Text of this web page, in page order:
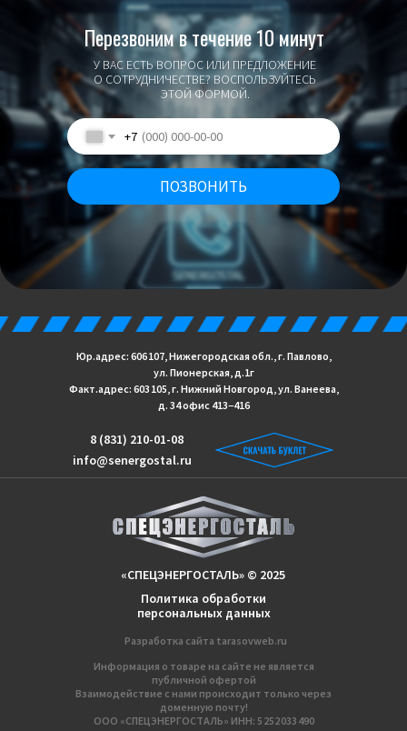
У ВАС ЕСТЬ ВОПРОС ИЛИ ПРЕДЛОЖЕНИЕ
О СОТРУДНИЧЕСТВЕ? ВОСПОЛЬЗУЙТЕСЬ
ЭТОЙ ФОРМОЙ.
Перезвоним в течение 10 минут
+7
ПОЗВОНИТЬ
Информация о товаре на сайте не является
публичной офертой
Взаимодействие с нами происходит только через
доменную почту!
ООО «СПЕЦЭНЕРГОСТАЛЬ» ИНН: 5 252 033 490
Разработка сайтa tarasovweb.ru
Политика обработки
персональных данных
«СПЕЦЭНЕРГОСТАЛЬ» © 2025
info@senergostal.ru
8 (831) 210-01-08
Юр.адрес: 606 107, Нижегородская обл., г. Павлово,
ул. Пионерская, д.1г
Факт.адрес: 603 105, г. Нижний Новгород, ул. Ванеева,
д. 34 офис 413−416